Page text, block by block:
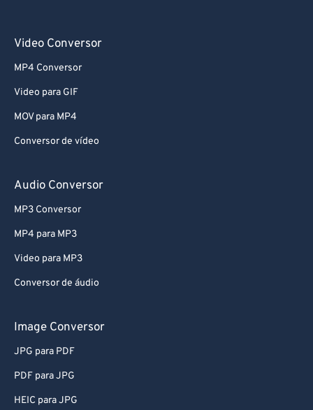
Video Conversor
MP4 Conversor
Video para GIF
MOV para MP4
Conversor de vídeo
Audio Conversor
MP3 Conversor
MP4 para MP3
Video para MP3
Conversor de áudio
Image Conversor
JPG para PDF
PDF para JPG
HEIC para JPG